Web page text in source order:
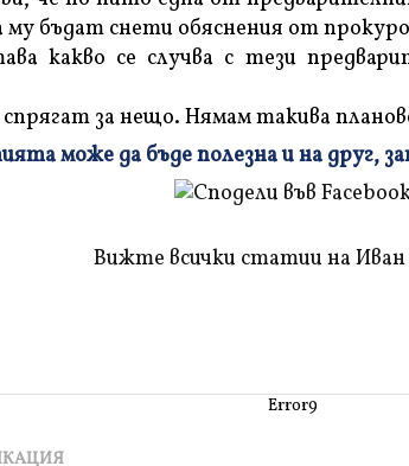
му бъдат снети обяснения от
какво се случва с тези
за нещо. Нямам такива
може да бъде полезна и на друг,
Вижте всички статии на Иван
Error9